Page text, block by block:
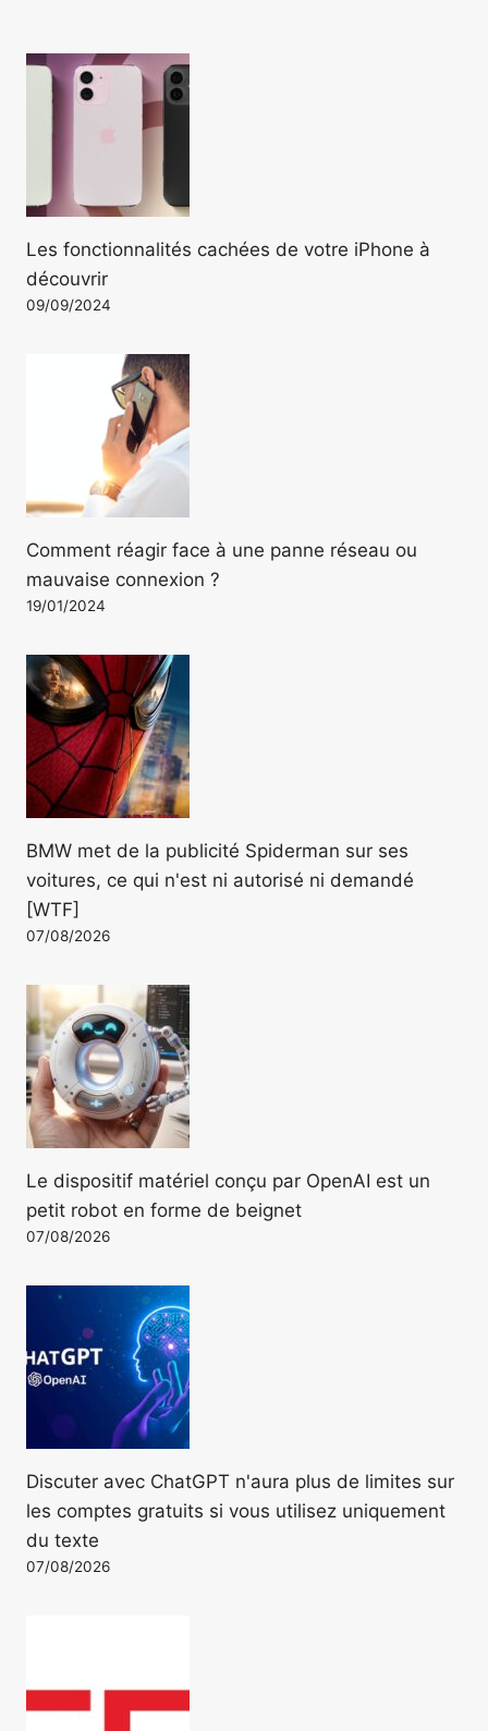
Les fonctionnalités cachées de votre iPhone à
découvrir
09/09/2024
Comment réagir face à une panne réseau ou
mauvaise connexion ?
19/01/2024
BMW met de la publicité Spiderman sur ses
voitures, ce qui n'est ni autorisé ni demandé
[WTF]
07/08/2026
Le dispositif matériel conçu par OpenAI est un
petit robot en forme de beignet
07/08/2026
Discuter avec ChatGPT n'aura plus de limites sur
les comptes gratuits si vous utilisez uniquement
du texte
07/08/2026